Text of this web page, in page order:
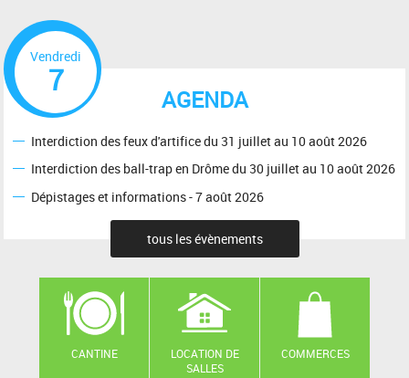
AGENDA
Vendredi
7
Interdiction des feux d'artifice du 31 juillet au 10 août 2026
Interdiction des ball-trap en Drôme du 30 juillet au 10 août 2026
Dépistages et informations - 7 août 2026
tous les évènements
CANTINE
LOCATION DE
SALLES
COMMERCES